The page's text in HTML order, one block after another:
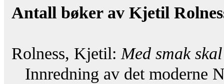
Antall bøker av Kjetil
Rolness, Kjetil: Med smak
Innredning av det moderne